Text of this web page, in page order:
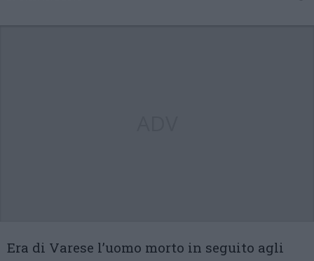
Era di Varese l’uomo morto in seguito agli